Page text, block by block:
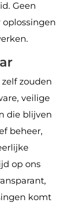
Geen
zouden
veilige
die blijven
beheer,
op ons
komt